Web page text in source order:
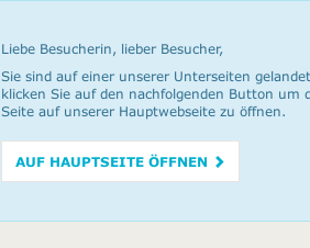
Liebe Besucherin, lieber Besucher,
Sie sind auf einer unserer Unterseiten
klicken Sie auf den nachfolgenden Button um
Seite auf unserer Hauptwebseite zu öffnen.
AUF HAUPTSEITE ÖFFNEN